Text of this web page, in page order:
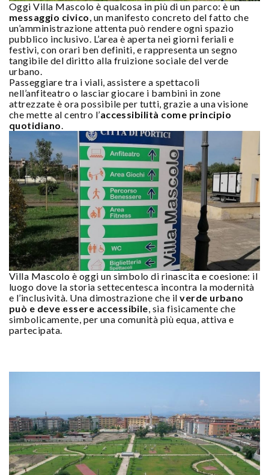
Oggi Villa Mascolo è qualcosa in più di un parco: è un
messaggio civico, un manifesto concreto del fatto che
un’amministrazione attenta può rendere ogni spazio
pubblico inclusivo. L’area è aperta nei giorni feriali e
festivi, con orari ben definiti, e rappresenta un segno
tangibile del diritto alla fruizione sociale del verde
urbano.
Passeggiare tra i viali, assistere a spettacoli
nell’anfiteatro o lasciar giocare i bambini in zone
attrezzate è ora possibile per tutti, grazie a una visione
che mette al centro l’accessibilità come principio
quotidiano.
Villa Mascolo è oggi un simbolo di rinascita e coesione: il
luogo dove la storia settecentesca incontra la modernità
e l’inclusività. Una dimostrazione che ilverde urbano
può e deve essere accessibile , sia fisicamente che
simbolicamente, per una comunità più equa, attiva e
partecipata.